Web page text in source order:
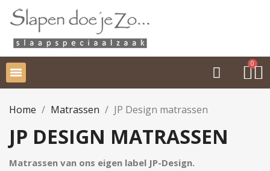
Home Matrassen JP Design matrassen
JP DESIGN MATRASSEN
Matrassen van ons eigen label JP-Design.